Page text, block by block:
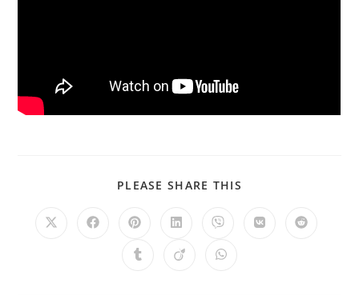
PLEASE SHARE THIS